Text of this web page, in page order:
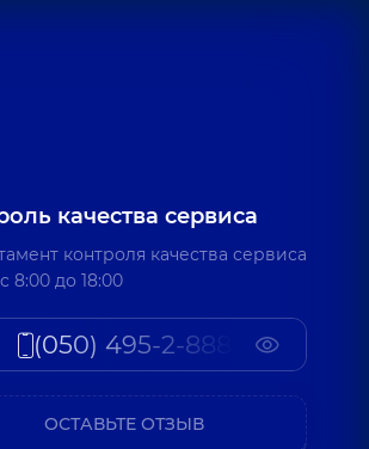
качества сервиса
контроля качества сервиса
8:00 до 18:00
(050) 495-2-888
ОСТАВЬТЕ ОТЗЫВ